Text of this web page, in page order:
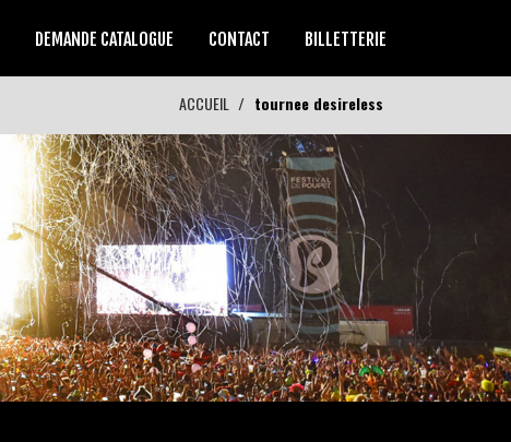
DEMANDE CATALOGUE CONTACT BILLETTERIE
ACCUEIL tournee desireless